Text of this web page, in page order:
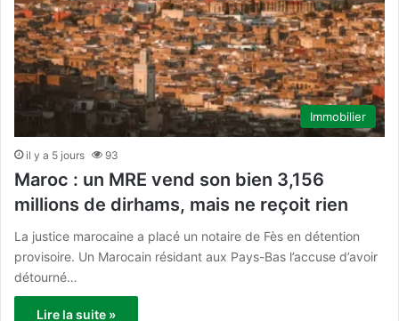
Immobilier
il y a 5 jours 93
Maroc : un MRE vend son bien 3,156
millions de dirhams, mais ne reçoit rien
La justice marocaine a placé un notaire de Fès en détention
provisoire. Un Marocain résidant aux Pays-Bas l’accuse d’avoir
détourné…
Lire la suite »